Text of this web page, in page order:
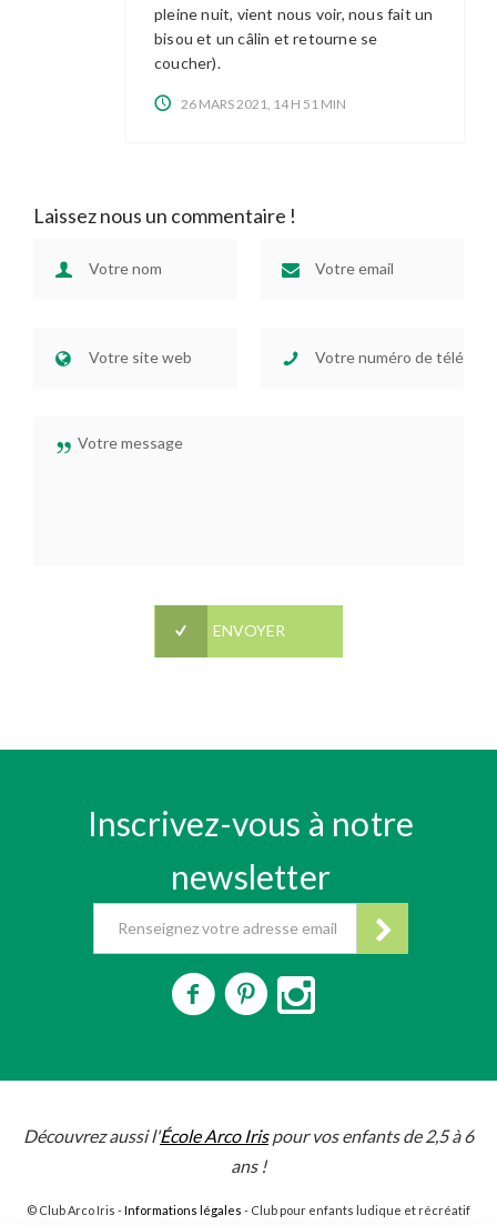
pleine nuit, vient nous voir, nous fait un
bisou et un câlin et retourne se
coucher).
26 MARS 2021, 14 H 51 MIN
Laissez nous un commentaire !
Inscrivez-vous à notre
newsletter
Découvrez aussi l'École Arco Irispour vos enfants de 2,5 à 6
ans !
© Club Arco Iris -Informations légales - Club pour enfants ludique et récréatif